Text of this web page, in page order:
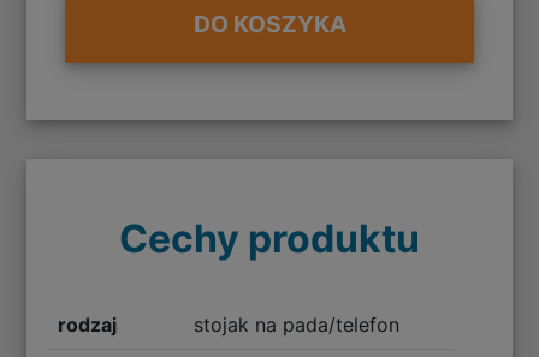
DO KOSZYKA
Cechy produktu
rodzaj stojak na pada/telefon